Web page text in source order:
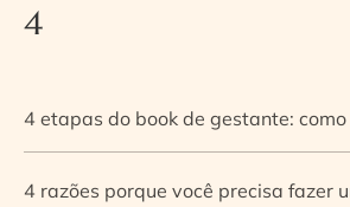
4
4 etapas do book de gestante:
4 razões porque você precisa fazer